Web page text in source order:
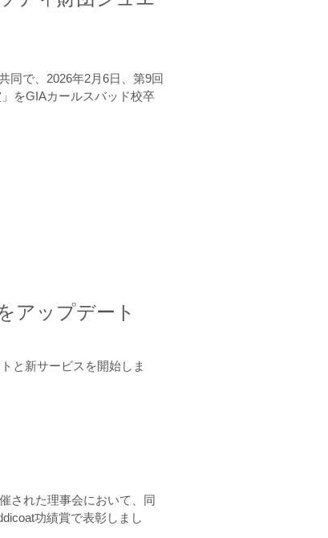
同で、2026年2月6日、第9回
をGIAカールスバッド校卒
アップデート
と新サービスを開始しま
された理事会において、同
功績賞で表彰しまし